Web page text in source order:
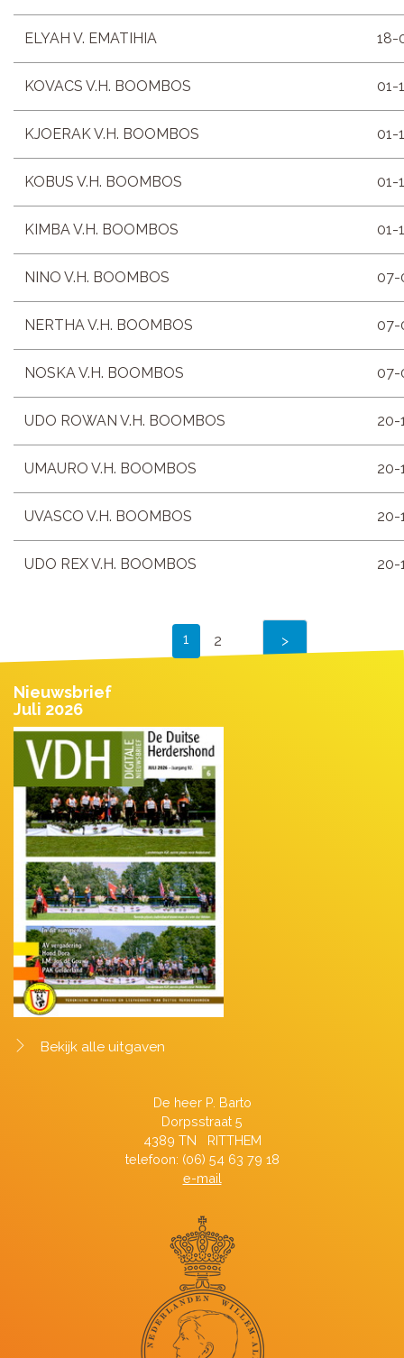
ELYAH V. EMATIHIA 18-
KOVACS V.H. BOOMBOS 01-
KJOERAK V.H. BOOMBOS 01-
KOBUS V.H. BOOMBOS 01-
KIMBA V.H. BOOMBOS 01-
NINO V.H. BOOMBOS 07-
NERTHA V.H. BOOMBOS 07-
NOSKA V.H. BOOMBOS 07-
UDO ROWAN V.H. BOOMBOS 20-
UMAURO V.H. BOOMBOS 20-
UVASCO V.H. BOOMBOS 20-
UDO REX V.H. BOOMBOS 20-
1 2
Nieuwsbrief
Juli 2026
Bekijk alle uitgaven
De heer P. Barto
Dorpsstraat 5
4389 TN RITTHEM
telefoon: (06) 54 63 79 18
e-mail